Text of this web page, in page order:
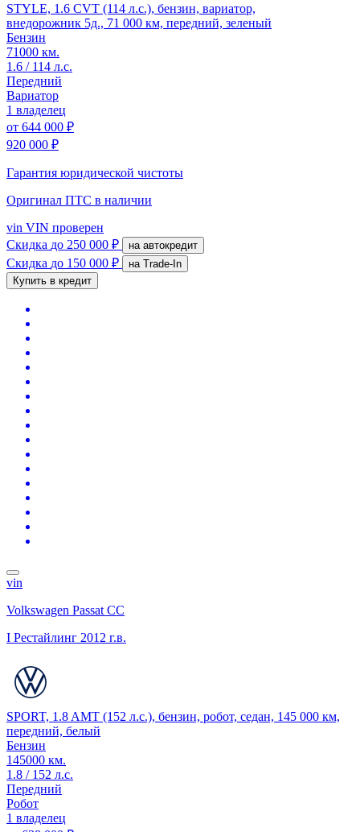
STYLE, 1.6 CVT (114 л.с.), бензин, вариатор,
внедорожник 5д., 71 000 км, передний, зеленый
Бензин
71000 км.
1.6 / 114 л.с.
Передний
Вариатор
1 владелец
от 644 000 ₽
920 000 ₽
Гарантия юридической чистоты
Оригинал ПТС в наличии
vin VIN проверен
Скидка до 250 000 ₽ на автокредит
Скидка до 150 000 ₽
на Trade-In
Купить в кредит
vin
Volkswagen Passat CC
I Рестайлинг 2012 г.в.
SPORT, 1.8 AMT (152 л.с.), бензин, робот, седан, 145 000 км,
передний, белый
Бензин
145000 км.
1.8 / 152 л.с.
Передний
Робот
1 владелец